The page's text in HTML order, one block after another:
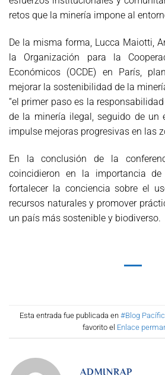
retos que la minería impone al
De la misma forma, Lucca Maiotti,
la Organización para la
Económicos (OCDE) en París,
mejorar la sostenibilidad de la
“el primer paso es la
de la minería ilegal, seguido de un
impulse mejoras progresivas en las
En la conclusión de la
coincidieron en la importancia
fortalecer la conciencia sobre el
recursos naturales y promover
un país más sostenible y biodiverso.
Esta entrada fue publicada en #Blog
favorito el Enlace
ADMINRAP